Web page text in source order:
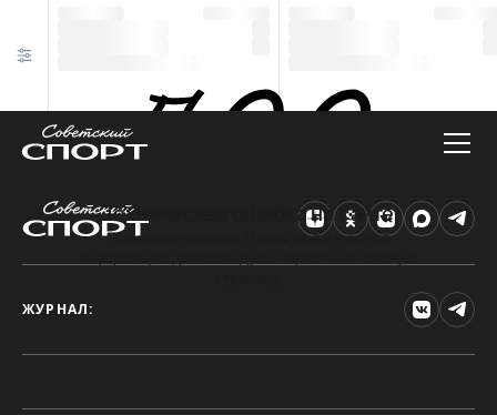
Техническая ошибка на сайте
Произошла ошибка. Чтобы найти нужную
ЖУРНАЛ: